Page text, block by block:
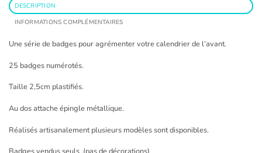
DESCRIPTION
INFORMATIONS COMPLÉMENTAIRES
Une série de badges pour agrémenter votre calendrier de l’avant.
25 badges numérotés.
Taille 2,5cm plastifiés.
Au dos attache épingle métallique.
Réalisés artisanalement plusieurs modèles sont disponibles.